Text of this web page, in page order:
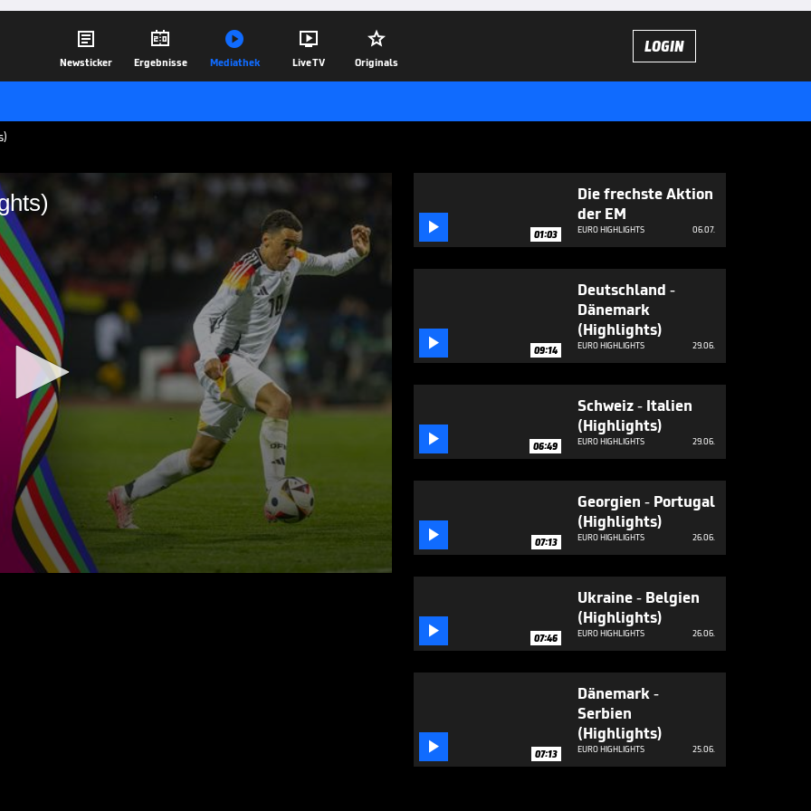

Newsticker

Ergebnisse

Mediathek

Live TV

Originals
LOGIN
(Highlights)
| EURO 2024, Gruppenphase
19.06.24
 01:03
Die frechste Aktion
der EM
EURO HIGHLIGHTS 06.07.
 09:14
Deutschland -
Dänemark
(Highlights)
EURO HIGHLIGHTS 29.06.
 06:49
Schweiz - Italien
(Highlights)
EURO HIGHLIGHTS 29.06.
 07:13
Georgien - Portugal
(Highlights)
EURO HIGHLIGHTS 26.06.
 07:46
Ukraine - Belgien
(Highlights)
EURO HIGHLIGHTS 26.06.
 07:13
Dänemark -
Serbien
(Highlights)
EURO HIGHLIGHTS 25.06.